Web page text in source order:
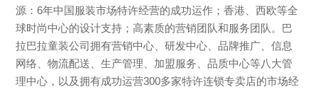
源：6年中国服装市场特许经营的成功运作；香港、西欧等全
球时尚中心的设计支持；高素质的营销团队和服务团队。巴
拉巴拉童装公司拥有营销中心、研发中心、品牌推广、信息
网络、物流配送、生产管理、加盟服务、品质中心等八大管
理中心，以及拥有成功运营300多家特许连锁专卖店的市场经